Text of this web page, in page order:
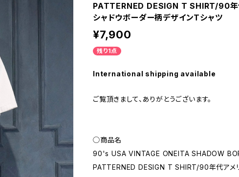
PATTERNED DESIGN T SHIRT/90年
シャドウボーダー柄デザインTシャツ
¥7,900
残り1点
International shipping available
ご覧頂きまして、ありがとうございます。
◯商品名
90's USA VINTAGE ONEITA SHADOW
PATTERNED DESIGN T SHIRT/90年代アメ